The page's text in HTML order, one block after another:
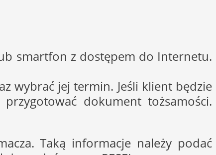
smartfon z dostępem do Internetu.
wybrać jej termin. Jeśli klient będzie
dokument tożsamości.
Taką informacje należy podać